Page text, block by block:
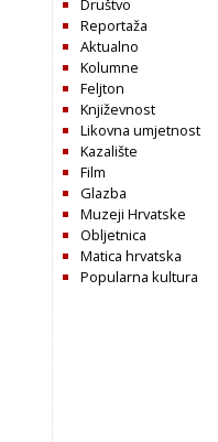
Reportaža
Aktualno
Kolumne
Feljton
Književnost
Likovna umjetnost
Kazalište
Film
Glazba
Muzeji Hrvatske
Obljetnica
Matica hrvatska
Popularna kultura